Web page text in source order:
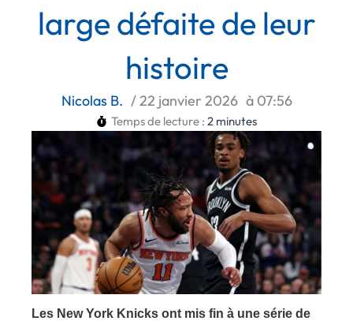
large défaite de leur
histoire
Nicolas B. /22 janvier 2026 à 07:56
Temps de lecture : 2 minutes
Les New York Knicks ont mis fin à une série de